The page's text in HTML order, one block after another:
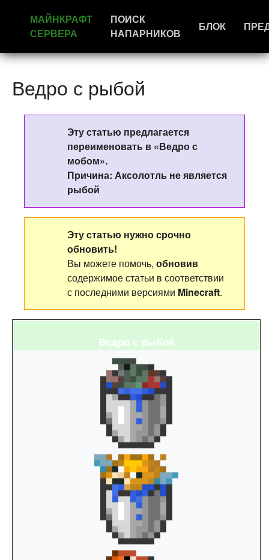
МАЙНКРАФТ
СЕРВЕРА
ПОИСК
НАПАРНИКОВ
БЛОК
Ведро с рыбой
Эту статью предлагается
переименовать в «Ведро с
мобом».
Причина: Аксолотль не является
рыбой
Эту статью нужно срочно
обновить!
Вы можете помочь,обновив
содержимое статьи в соответствии
с последними версиями Minecraft.
Ведро с рыбой